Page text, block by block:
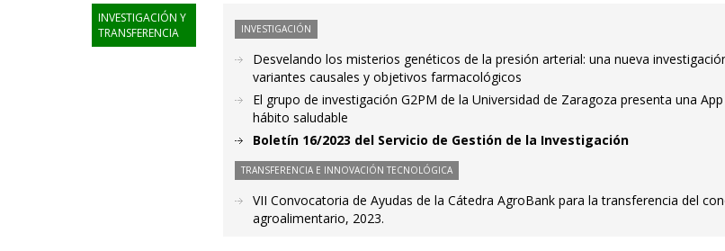
INVESTIGACIÓN Y
TRANSFERENCIA
INVESTIGACIÓN
Desvelando los misterios genéticos de la presión arterial: una nueva
variantes causales y objetivos farmacológicos
El grupo de investigación G2PM de la Universidad de Zaragoza presenta una
hábito saludable
Boletín 16/2023 del Servicio de Gestión de la Investigación
TRANSFERENCIA E INNOVACIÓN TECNOLÓGICA
VII Convocatoria de Ayudas de la Cátedra AgroBank para la transferencia del
agroalimentario, 2023.